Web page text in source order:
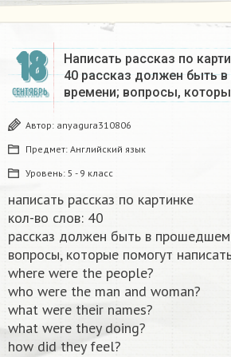
18
СЕНТЯБРЬ
Написать рассказ по
40 рассказ должен быть
времени; вопросы,
Автор: anyagura310806
Предмет: Английский язык
Уровень: 5 - 9 класс
написать рассказ по картинке
кол-во слов: 40
рассказ должен быть в
вопросы, которые помогут
where were the people?
who were the man and woman?
what were their names?
what were they doing?
how did they feel?​​